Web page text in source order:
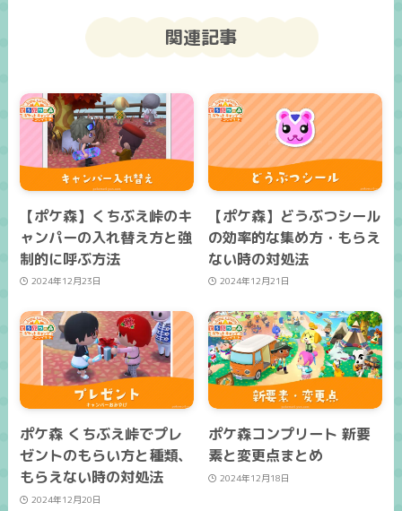
関連記事
【ポケ森】くちぶえ峠のキ
ャンパーの入れ替え方と強
制的に呼ぶ方法
2024年12月23日
【ポケ森】どうぶつシール
の効率的な集め方・もらえ
ない時の対処法
2024年12月21日
ポケ森 くちぶえ峠でプレ
ゼントのもらい方と種類、
もらえない時の対処法
2024年12月20日
ポケ森コンプリート 新要
素と変更点まとめ
2024年12月18日